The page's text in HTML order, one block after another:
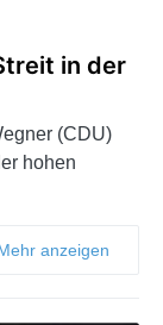
in der
(CDU)
hohen
anzeigen